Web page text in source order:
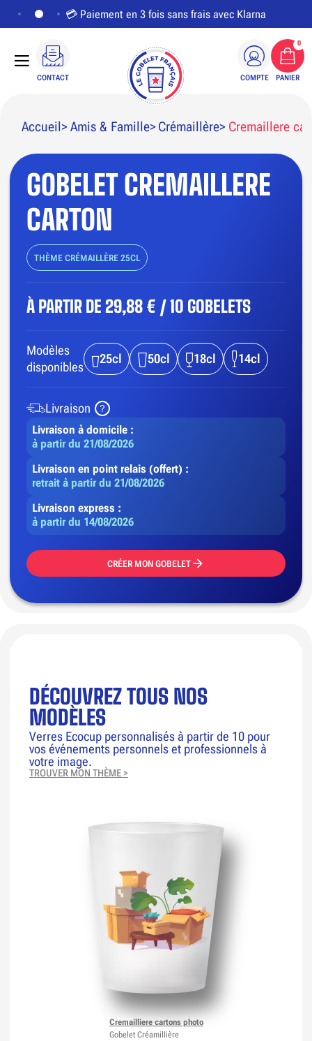
💳 Paiement en 3 fois sans frais avec Klarna
CONTACT COMPTE PANIER
0
Accueil Amis & Famille Crémaillère Cremaillere
PERSONNALISER LE VISUEL
GOBELET CREMAILLERE
CARTON
THÈME CRÉMAILLÈRE 25CL
À PARTIR DE 29,88 € / 10 GOBELETS
Modèles
disponibles
25cl 50cl 18cl 14cl
Livraison
Livraison à domicile :
à partir du 21/08/2026
Livraison en point relais (offert) :
retrait à partir du 21/08/2026
Livraison express :
à partir du 14/08/2026
CRÉER MON GOBELET
DÉCOUVREZ TOUS NOS
MODÈLES
Verres Ecocup personnalisés à partir de 10 pour
vos événements personnels et professionnels à
votre image.
TROUVER MON THÈME >
Cremailliere cartons photo
Gobelet Créamillière